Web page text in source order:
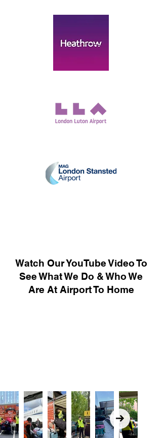
Watch Our YouTube Video To
See What We Do & Who We
Are At Airport To Home